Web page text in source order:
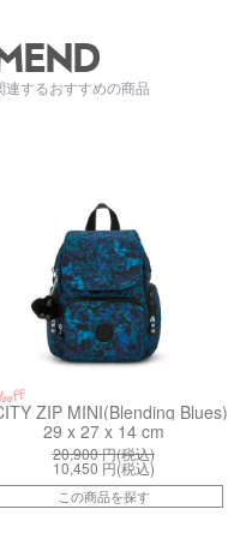
するおすすめの商品
ZIP MINI(Blending Blues)
29 x 27 x 14 cm
20,900円(税込)
10,450 円(税込)
この商品を探す